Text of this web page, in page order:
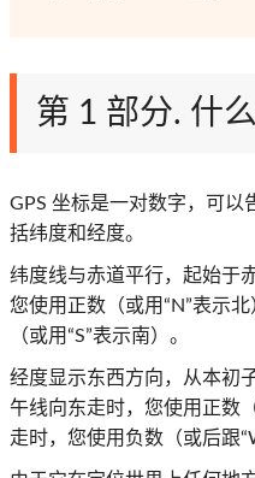
第 1 部分. 什
GPS 坐标是一对数字，可以
括纬度和经度。
纬度线与赤道平行，起始于
您使用正数（或用“N”表示
（或用“S”表示南）。
经度显示东西方向，从本初
午线向东走时，您使用正数
走时，您使用负数（或后跟